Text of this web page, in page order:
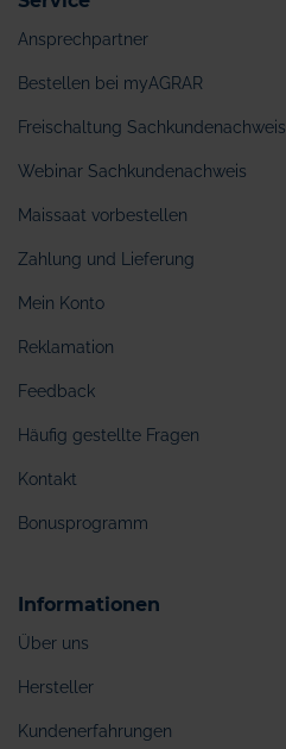
Ansprechpartner
Bestellen bei myAGRAR
Freischaltung Sachkundenachweis
Webinar Sachkundenachweis
Maissaat vorbestellen
Zahlung und Lieferung
Mein Konto
Reklamation
Feedback
Häufig gestellte Fragen
Kontakt
Bonusprogramm
Informationen
Über uns
Hersteller
Kundenerfahrungen